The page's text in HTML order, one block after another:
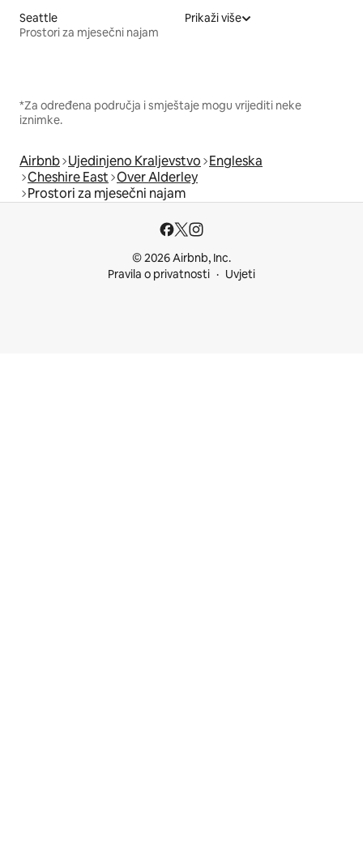
Seattle
Prostori za mjesečni najam
Prikaži više
*Za određena područja i smještaje mogu vrijediti neke
iznimke.
Airbnb Ujedinjeno Kraljevstvo Engleska
Cheshire East Over Alderley
Prostori za mjesečni najam
© 2026 Airbnb, Inc.
Pravila o privatnosti
Uvjeti